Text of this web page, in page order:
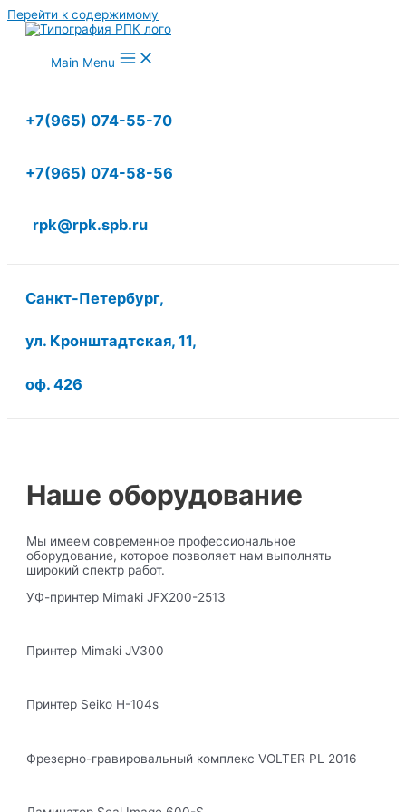
Перейти к содержимому
Main Menu
+7(965) 074-55-70
+7(965) 074-58-56
rpk@rpk.spb.ru
Санкт-Петербург,
ул. Кронштадтская, 11,
оф. 426
Наше оборудование
Мы имеем современное профессиональное
оборудование, которое позволяет нам выполнять
широкий спектр работ.
УФ-принтер Mimaki JFX200-2513
Принтер Mimaki JV300
Принтер Seiko H-104s
Фрезерно-гравировальный комплекс VOLTER PL 2016